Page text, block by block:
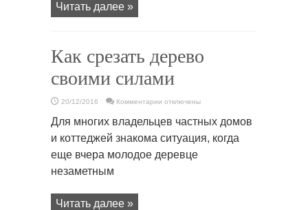
Читать далее »
Как срезать дерево
своими силами
20/12/2016 Комментарии
срезать
своими
силами
отключены
Для многих владельцев частных домов
и коттеджей знакома ситуация, когда
еще вчера молодое деревце
незаметным
Читать далее »